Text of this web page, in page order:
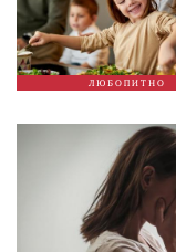
ЛЮБОПИТНО